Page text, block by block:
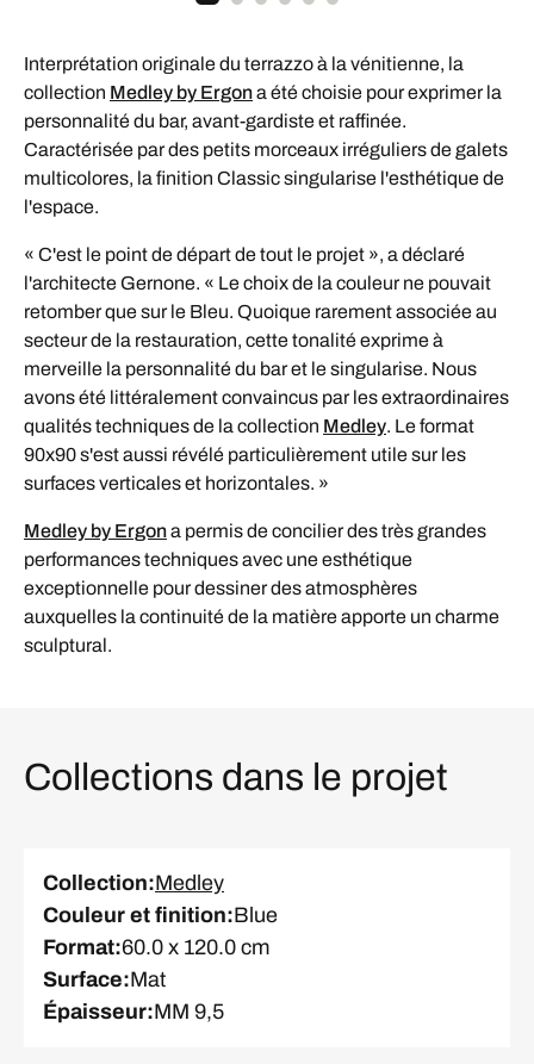
Interprétation originale du terrazzo à la vénitienne, la
collection Medley by Ergona été choisie pour exprimer la
personnalité du bar, avant-gardiste et raffinée.
Caractérisée par des petits morceaux irréguliers de galets
multicolores, la finition Classic singularise l'esthétique de
l'espace.
« C'est le point de départ de tout le projet », a déclaré
l'architecte Gernone. « Le choix de la couleur ne pouvait
retomber que sur le Bleu. Quoique rarement associée au
secteur de la restauration, cette tonalité exprime à
merveille la personnalité du bar et le singularise. Nous
avons été littéralement convaincus par les extraordinaires
qualités techniques de la collection Medley. Le format
90x90 s'est aussi révélé particulièrement utile sur les
surfaces verticales et horizontales. »
Medley by Ergona permis de concilier des très grandes
performances techniques avec une esthétique
exceptionnelle pour dessiner des atmosphères
auxquelles la continuité de la matière apporte un charme
sculptural.
Collections dans le projet
Collection:Medley
Couleur et finition:Blue
Format:60.0 x 120.0 cm
Surface:Mat
Épaisseur:MM 9,5